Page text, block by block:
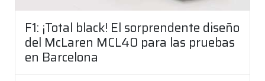
F1: ¡Total black! El sorprendente diseño
del McLaren MCL40 para las pruebas
en Barcelona